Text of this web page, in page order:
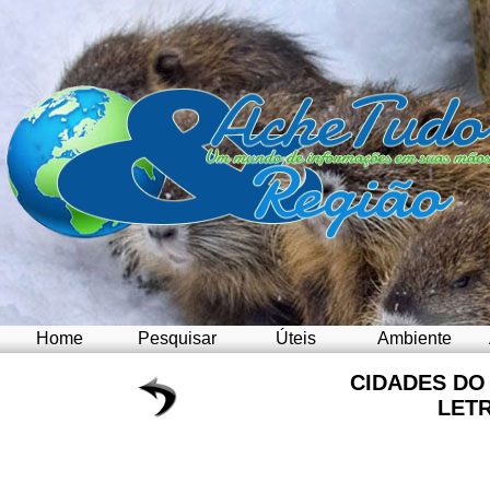
Home Pesquisar Úteis Ambiente
CIDADES